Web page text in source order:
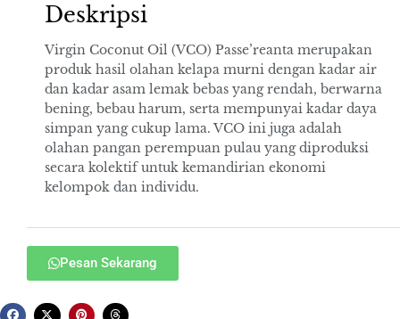
Deskripsi
Virgin Coconut Oil (VCO) Passe’reanta merupakan
produk hasil olahan kelapa murni dengan kadar air
dan kadar asam lemak bebas yang rendah, berwarna
bening, bebau harum, serta mempunyai kadar daya
simpan yang cukup lama. VCO ini juga adalah
olahan pangan perempuan pulau yang diproduksi
secara kolektif untuk kemandirian ekonomi
kelompok dan individu.
Pesan Sekarang